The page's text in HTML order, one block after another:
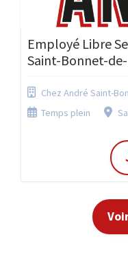
Employé Libre
Saint-Bonnet-
Chez André Saint-
Temps plein